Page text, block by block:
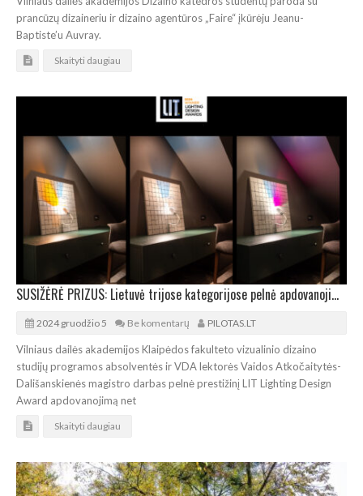
prancūzų dizaineriu ir dizaino agentūros „Faire“ įkūrėju Jeanu-
Baptiste’u Auvray.
Skaityti daugiau
SUSIŽĖRĖ PRIZUS: Lietuvė trijose kategorijose pelnė apdovanojimą „LIT Lighting Design Award“
2024 gruodžio 5 Be komentarų PILOTAS.LT
Vilniaus dailės akademijos Klaipėdos fakulteto vizualinio dizaino
studijų programos absolventės ir VDA lektorės Vaidos Atkočaitytės-
Dališanskienės magistro darbas pelnė prestižinį LIT Lighting Design
Award apdovanojimą net
Skaityti daugiau